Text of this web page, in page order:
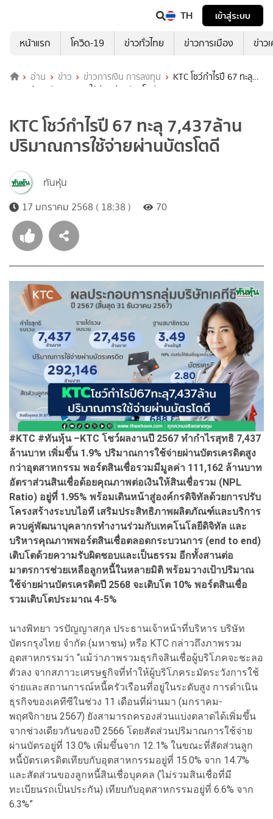
TH
เข้าสู่ระบบ
หน้าแรก
โควิด-19 ข่าวทั่วไทย ข่าวการเมือง ข่าว
อ่าน ข่าว ข่าวการเงิน การลงทุน
KTC โชว์กำไรปี 67 ทะลุ
7,437ล้าน ปริมาณการใช้จ่ายผ่านบัตรโตดี
KTC โชว์กำไรปี 67 ทะลุ 7,437ล้าน
ปริมาณการใช้จ่ายผ่านบัตรโตดี
ทันหุ้น
17 มกราคม 2568 ( 18:38 )
70
#KTC #ทันหุ้น –KTC โชว์ผลงานปี 2567 ทำกำไรสุทธิ 7,437
ล้านบาท เพิ่มขึ้น 1.9% ปริมาณการใช้จ่ายผ่านบัตรเครดิตสูง
กว่าอุตสาหกรรม พอร์ตสินเชื่อรวมมีมูลค่า 111,162 ล้านบาท
อัตราส่วนสินเชื่อด้อยคุณภาพต่อเงินให้สินเชื่อรวม (NPL
Ratio) อยู่ที่ 1.95% พร้อมเดินหน้าสู่องค์กรดิจิทัลด้วยการปรับ
โครงสร้างระบบไอที เสริมประสิทธิภาพผลิตภัณฑ์และบริการ
ควบคู่พัฒนาบุคลากรทำงานร่วมกับเทคโนโลยีดิจิทัล และ
บริหารคุณภาพพอร์ตสินเชื่อตลอดกระบวนการ (end to end)
เติบโตด้วยความรับผิดชอบและเป็นธรรม อีกทั้งสานต่อ
มาตรการช่วยเหลือลูกหนี้ในหลายมิติ พร้อมวางเป้าปริมาณ
ใช้จ่ายผ่านบัตรเครดิตปี 2568 จะเติบโต 10% พอร์ตสินเชื่อ
รวมเติบโตประมาณ 4-5%
นางพิทยา วรปัญญาสกุล ประธานเจ้าหน้าที่บริหาร บริษัท
บัตรกรุงไทย จำกัด (มหาชน) หรือ KTC กล่าวถึงภาพรวม
อุตสาหกรรมว่า “แม้ว่าภาพรวมธุรกิจสินเชื่อผู้บริโภคจะชะลอ
ตัวลง จากสภาวะเศรษฐกิจที่ทำให้ผู้บริโภคระมัดระวังการใช้
จ่ายและสถานการณ์หนี้ครัวเรือนที่อยู่ในระดับสูง การดำเนิน
ธุรกิจของเคทีซีในช่วง 11 เดือนที่ผ่านมา (มกราคม-
พฤศจิกายน 2567) ยังสามารถครองส่วนแบ่งตลาดได้เพิ่มขึ้น
จากช่วงเดียวกันของปี 2566 โดยสัดส่วนปริมาณการใช้จ่าย
ผ่านบัตรอยู่ที่ 13.0% เพิ่มขึ้นจาก 12.1% ในขณะที่สัดส่วนลูก
หนี้บัตรเครดิตเทียบกับอุตสาหกรรมอยู่ที่ 15.0% จาก 14.7%
และสัดส่วนของลูกหนี้สินเชื่อบุคคล (ไม่รวมสินเชื่อที่มี
ทะเบียนรถเป็นประกัน) เทียบกับอุตสาหกรรมอยู่ที่ 6.6% จาก
6.3%”